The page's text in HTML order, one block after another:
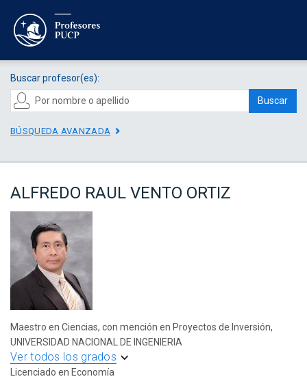
Buscar profesor(es):
Buscar
BÚSQUEDA AVANZADA
ALFREDO RAUL VENTO ORTIZ
Maestro en Ciencias, con mención en Proyectos de Inversión,
UNIVERSIDAD NACIONAL DE INGENIERIA
Ver todos los grados
Licenciado en Economía